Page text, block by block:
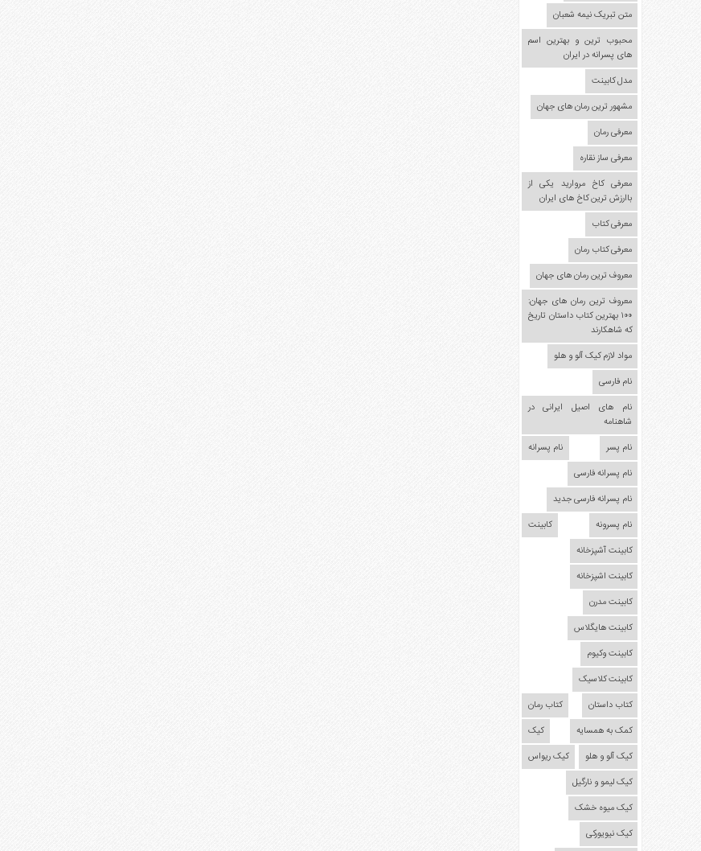
متن تبریک نیمه شعبان
محبوب ترین و بهترین اسم
های پسرانه در ایران
مدل کابینت
مشهور ترین رمان های جهان
معرفی رمان
معرفی ساز نقاره
معرفی کاخ مروارید یکی از
باارزش ترین کاخ های ایران
معرفی کتاب
معرفی کتاب رمان
معروف ترین رمان های جهان
معروف ترین رمان های جهان:
۱۰۰ بهترین کتاب داستان تاریخ
که شاهکارند
مواد لازم کیک آلو و هلو
نام فارسی
نام های اصیل ایرانی در
شاهنامه
نام پسر
نام پسرانه
نام پسرانه فارسی
نام پسرانه فارسی جدید
نام پسرونه
کابینت
کابینت آشپزخانه
کابینت اشپزخانه
کابینت مدرن
کابینت هایگلاس
کابینت وکیوم
کابینت کلاسیک
کتاب داستان
کتاب رمان
کمک به همسایه
کیک
کیک آلو و هلو
کیک ریواس
کیک لیمو و نارگیل
کیک میوه خشک
کیک نیویورکی